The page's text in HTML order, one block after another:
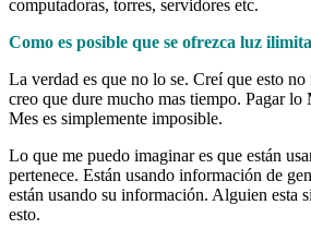
computadoras, torres, servidores etc.
Como es posible que se ofrezca luz
La verdad es que no lo se. Creí que esto
creo que dure mucho mas tiempo. Pagar lo
Mes es simplemente imposible.
Lo que me puedo imaginar es que están
pertenece. Están usando información de
están usando su información. Alguien esta
esto.